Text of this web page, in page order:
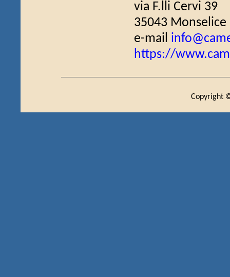
via F.lli Cervi 39
35043 Monselice
e-mail
https://
Copyright